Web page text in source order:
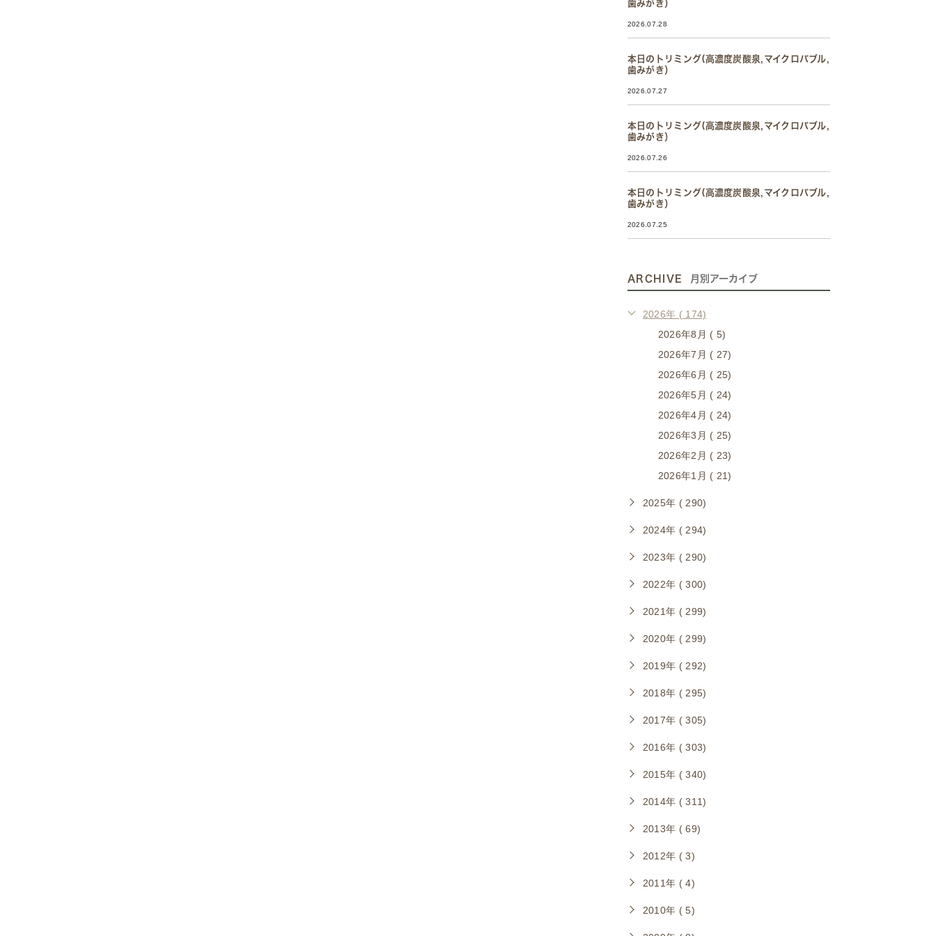
歯みがき）
2026.07.28
本日のトリミング(高濃度炭酸泉,マイクロバブル,
歯みがき）
2026.07.27
本日のトリミング(高濃度炭酸泉,マイクロバブル,
歯みがき）
2026.07.26
本日のトリミング(高濃度炭酸泉,マイクロバブル,
歯みがき）
2026.07.25
ARCHIVE 月別アーカイブ
2026年 ( 174)
2026年8月 ( 5)
2026年7月 ( 27)
2026年6月 ( 25)
2026年5月 ( 24)
2026年4月 ( 24)
2026年3月 ( 25)
2026年2月 ( 23)
2026年1月 ( 21)
2025年 ( 290)
2024年 ( 294)
2023年 ( 290)
2022年 ( 300)
2021年 ( 299)
2020年 ( 299)
2019年 ( 292)
2018年 ( 295)
2017年 ( 305)
2016年 ( 303)
2015年 ( 340)
2014年 ( 311)
2013年 ( 69)
2012年 ( 3)
2011年 ( 4)
2010年 ( 5)